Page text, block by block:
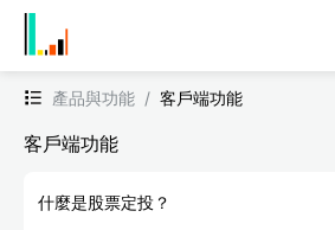
產品與功能 / 客戶端功能
客戶端功能
什麼是股票定投？